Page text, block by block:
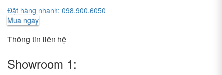
Đặt hàng nhanh: 098.900.6050
Mua ngay
Thông tin liên hệ
Showroom 1: